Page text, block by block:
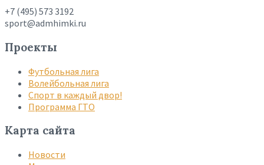
+7 (495) 573 3192
sport@admhimki.ru
Проекты
Футбольная лига
Волейбольная лига
Спорт в каждый двор!
Программа ГТО
Карта сайта
Новости